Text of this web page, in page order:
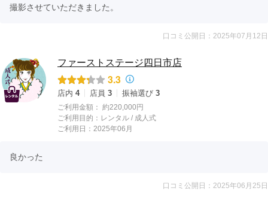
撮影させていただきました。
口コミ公開日：2025年07月12日
ファーストステージ四日市店
3.3
店内 4 店員 3 振袖選び 3
ご利用金額： 約220,000円
ご利用目的： レンタル / 成人式
ご利用日：2025年06月
良かった
口コミ公開日：2025年06月25日